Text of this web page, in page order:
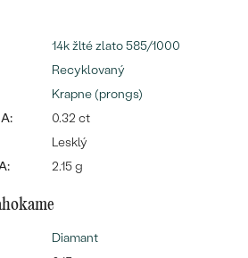
14k žlté zlato 585/1000
Recyklovaný
Krapne (prongs)
0.32 ct
Lesklý
2.15 g
Diamant